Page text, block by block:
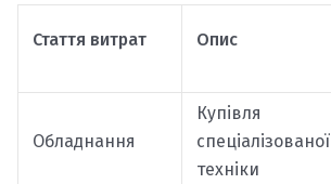
Стаття витрат Опис
Обладнання
Купівля
спеціалізованої
техніки